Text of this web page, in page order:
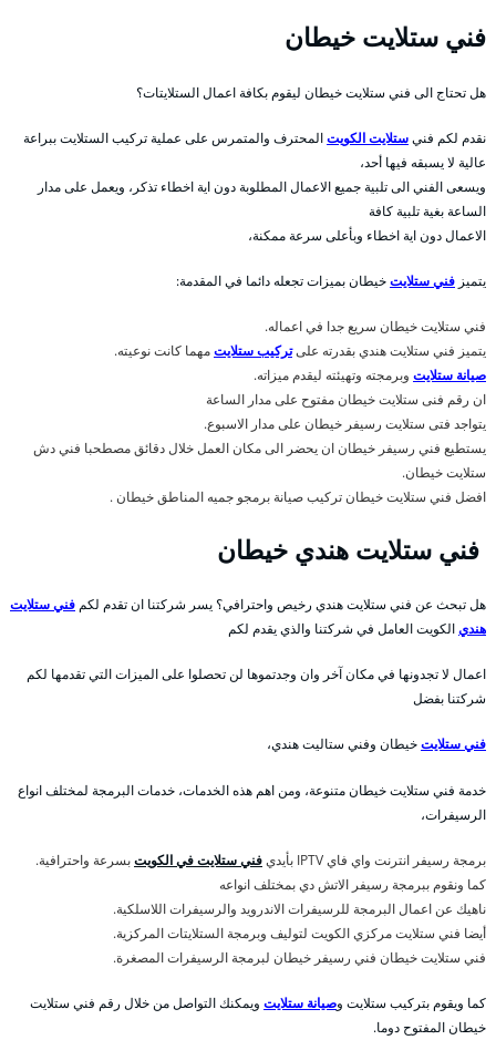
فني ستلايت خيطان
هل تحتاج الى فني ستلايت خيطان ليقوم بكافة اعمال الستلايتات؟
نقدم لكم فنيستلايت الكويتالمحترف والمتمرس على عملية تركيب الستلايت ببراعة
عالية لا يسبقه فيها أحد،
ويسعى الفني الى تلبية جميع الاعمال المطلوبة دون اية اخطاء تذكر، ويعمل على مدار
الساعة بغية تلبية كافة
الاعمال دون اية اخطاء وبأعلى سرعة ممكنة،
يتميز فني ستلايتخيطان بميزات تجعله دائما في المقدمة:
فني ستلايت خيطان سريع جدا في اعماله.
يتميز فني ستلايت هندي بقدرته علىتركيب ستلايتمهما كانت نوعيته.
صيانة ستلايت وبرمجته وتهيئته ليقدم ميزاته.
ان رقم فنى ستلايت خيطان مفتوح على مدار الساعة
يتواجد فتى ستلايت رسيفر خيطان على مدار الاسبوع.
يستطيع فني رسيفر خيطان ان يحضر الى مكان العمل خلال دقائق مصطحبا فني دش
ستلايت خيطان.
افضل فني ستلايت خيطان تركيب صيانة برمجو جميه المناطق خيطان .
فني ستلايت هندي خيطان
هل تبحث عن فني ستلايت هندي رخيص واحترافي؟ يسر شركتنا ان تقدم لكم فني ستلايت
هنديالكويت العامل في شركتنا والذي يقدم لكم
اعمال لا تجدونها في مكان آخر وان وجدتموها لن تحصلوا على الميزات التي تقدمها لكم
شركتنا بفضل
فني ستلايتخيطان وفني ستاليت هندي،
خدمة فني ستلايت خيطان متنوعة، ومن اهم هذه الخدمات، خدمات البرمجة لمختلف انواع
الرسيفرات،
برمجة رسيفر انترنت واي فاي IPTV بأيدي فني ستلايت في الكويتبسرعة واحترافية.
كما ونقوم ببرمجة رسيفر الاتش دي بمختلف انواعه
ناهيك عن اعمال البرمجة للرسيفرات الاندرويد والرسيفرات اللاسلكية.
أيضا فني ستلايت مركزي الكويت لتوليف وبرمجة الستلايتات المركزية.
فني ستلايت خيطان فني رسيفر خيطان لبرمجة الرسيفرات المصغرة.
كما ويقوم بتركيب ستلايت وصيانة ستلايت ويمكنك التواصل من خلال رقم فني ستلايت
خيطان المفتوح دوما.